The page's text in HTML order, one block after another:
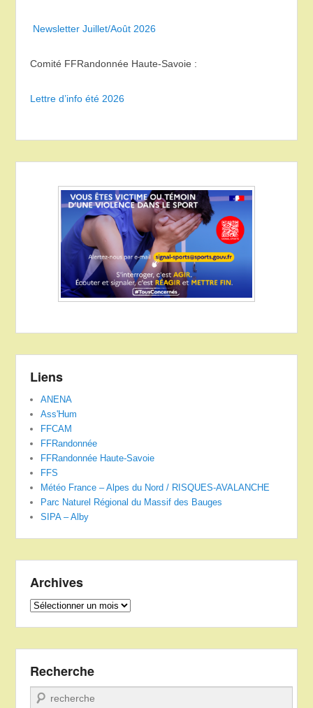
Newsletter Juillet/Août 2026
Comité FFRandonnée Haute-Savoie :
Lettre d’info été 2026
Liens
ANENA
Ass'Hum
FFCAM
FFRandonnée
FFRandonnée Haute-Savoie
FFS
Météo France – Alpes du Nord / RISQUES-AVALANCHE
Parc Naturel Régional du Massif des Bauges
SIPA – Alby
Archives
Archives
Recherche
Recherche